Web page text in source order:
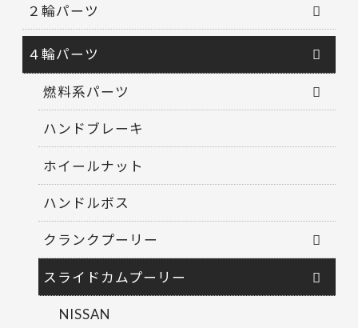
２輪パーツ
４輪パーツ
燃料系パーツ
ハンドブレーキ
ホイールナット
ハンドルボス
クランクプーリー
スライドカムプーリー
NISSAN